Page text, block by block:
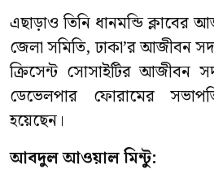
এছাড়াও তিনি ধানমন্ডি ক্লাবের
জেলা সমিতি, ঢাকা’র আজীবন
ক্রিসেন্ট সোসাইটির আজীবন
ডেভেলপার ফোরামের
হয়েছেন।
আবদুল আওয়াল মিন্টু: